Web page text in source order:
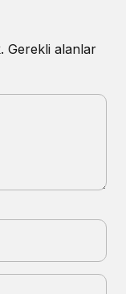
Gerekli alanlar